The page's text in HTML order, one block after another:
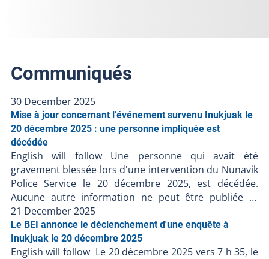
Communiqués
30 December 2025
Mise à jour concernant l’événement survenu Inukjuak le
20 décembre 2025 : une personne impliquée est
décédée
English will follow Une personne qui avait été
gravement blessée lors d'une intervention du Nunavik
Police Service le 20 décembre 2025, est décédée.
Aucune autre information ne peut être publiée et
l'enquête du BEI est toujours en cours. Le Bureau des
enquêtes indépendantes a pour mission de faire la
lumière complète sur les faits entourant l’intervention
policière. Le BEI enquête dans tous les cas où une
21 December 2025
Le BEI annonce le déclenchement d'une enquête à
Inukjuak le 20 décembre 2025
English will follow Le 20 décembre 2025 vers 7 h 35, le